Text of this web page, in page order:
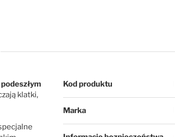
klatki,
Więcej informacji
Kod produktu
Marka